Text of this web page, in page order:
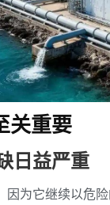
关重要
日益严重
为它继续以危